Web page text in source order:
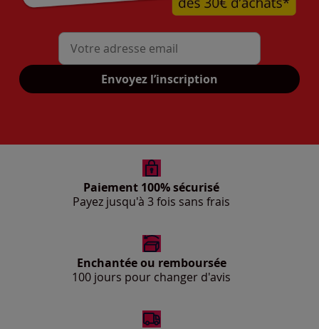
Mon adresse mail
Envoyez l’inscription
Paiement 100% sécurisé
Payez jusqu'à 3 fois sans frais
Enchantée ou remboursée
100 jours pour changer d'avis